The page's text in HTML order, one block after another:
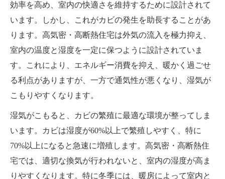
効率を高め、室内の快適さを維持するために設計されて
います。しかし、これがカビの発生を助長することがあ
ります。高気密・高断熱住宅は外気の流入を極力抑え、
室内の温度と湿度を一定に保つように設計されていま
す。これにより、エネルギー消費を抑え、暖かく過ごせ
る利点がありますが、一方で通気性が悪くなり、湿気が
こもりやすくなります。
湿気がこもると、カビの繁殖に最適な環境が整ってしま
います。カビは湿度が60%以上で繁殖しやすく、特に
70%以上になると急速に増殖します。高気密・高断熱住
宅では、適切な換気が行われないと、室内の湿度が高ま
りやすくなります。特に冬季には、暖房によって室内と